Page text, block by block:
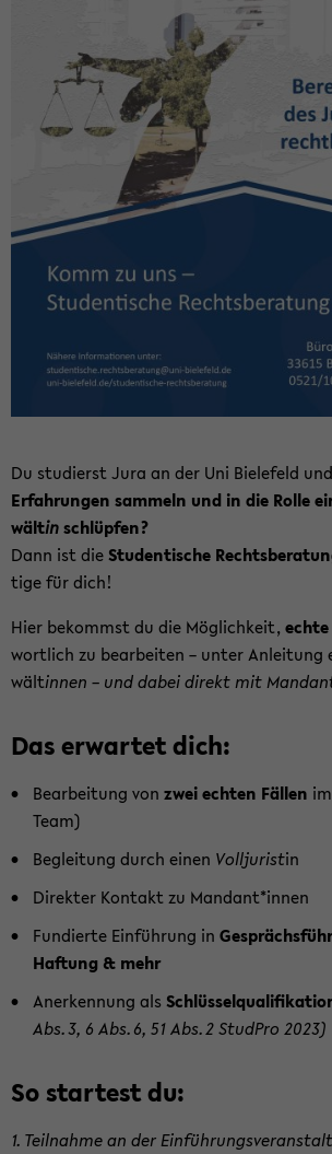
Du stu­dierst Jura an der Uni Bie­le­feld
Er­fah­run­gen sam­meln und in die Rolle
wältinschlüp­fen?
Dann ist dieStu­den­ti­sche
ti­ge für dich!
Hier be­kommst du die Mög­lich­keit,echte
wort­lich zu be­ar­bei­ten – unter
wältinnen – und dabei di­rekt mit
Das er­war­tet dich:
Be­ar­bei­tung von zwei ech­ten Fäl­len
Team)
Be­glei­tung durch einen Voll­ju­ristin
Di­rek­ter Kon­takt zu Man­dant*innen
Fun­dier­te Ein­füh­rung in
Haf­tung & mehr
An­er­ken­nung als
Abs. 3, 6 Abs. 6, 51 Abs. 2 Stud­Pro 2023)
So star­test du:
1. Teil­nah­me an der